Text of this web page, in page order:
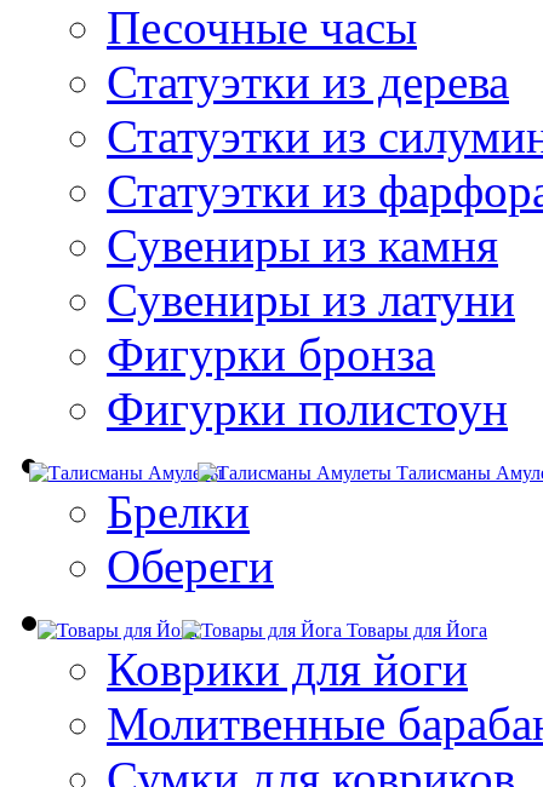
Песочные часы
Статуэтки из дерева
Статуэтки из
Статуэтки из
Сувениры из камня
Сувениры из латуни
Фигурки бронза
Фигурки полистоун
Талисманы
Брелки
Обереги
Товары для Йога
Коврики для йоги
Молитвенные